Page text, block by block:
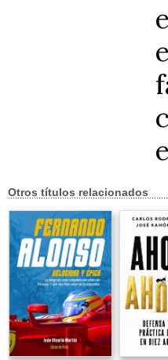
Otros títulos relacionados